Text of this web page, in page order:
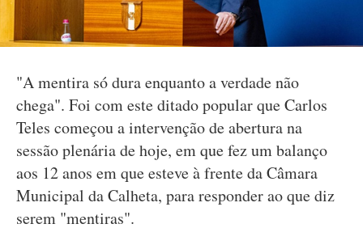
"A mentira só dura enquanto a verdade não
chega". Foi com este ditado popular que Carlos
Teles começou a intervenção de abertura na
sessão plenária de hoje, em que fez um balanço
aos 12 anos em que esteve à frente da Câmara
Municipal da Calheta, para responder ao que diz
serem "mentiras".